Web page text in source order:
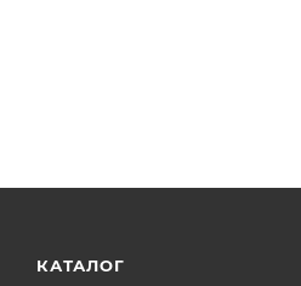
КАТАЛОГ